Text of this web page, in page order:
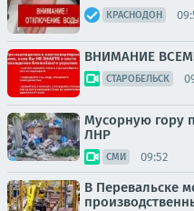
КРАСНОДОН
ВНИМАНИЕ ВСЕМ!
СТАРОБЕЛЬСК
Мусорную гору
ЛНР
СМИ 09:52
В Перевальске